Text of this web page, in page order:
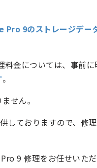
Pro 9のストレージデー
金については、事前に
。
せん。
ておりますので、修理
9 修理をお任せいただ